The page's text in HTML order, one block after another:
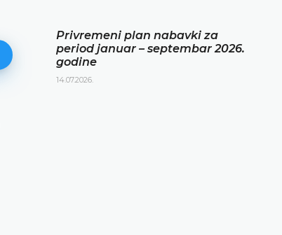
Privremeni plan nabavki za
period januar – septembar 2026.
godine
14.07.2026.